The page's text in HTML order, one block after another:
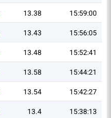
15:59:00
13.38
15:56:05
13.43
15:52:41
13.48
15:44:21
13.58
15:42:27
13.54
15:38:13
13.4